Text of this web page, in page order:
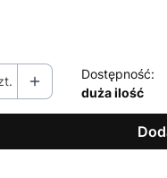
Dostępność:
duża ilość